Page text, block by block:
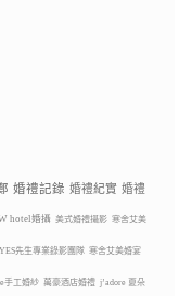
婚禮記錄 婚禮紀實 婚禮
hotel婚攝 美式婚禮攝影 寒舍艾美
YES先生專業錄影團隊 寒舍艾美婚宴
手工婚紗 萬豪酒店婚禮 j’adore 夏朵